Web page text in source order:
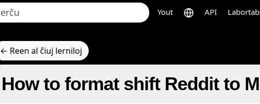
Yout API
← Reen al ĉiuj lerniloj
How to format shift Reddit to